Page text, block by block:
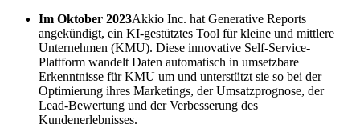
Im Oktober 2023Akkio Inc. hat Generative Reports
angekündigt, ein KI-gestütztes Tool für kleine und mittlere
Unternehmen (KMU). Diese innovative Self-Service-
Plattform wandelt Daten automatisch in umsetzbare
Erkenntnisse für KMU um und unterstützt sie so bei der
Optimierung ihres Marketings, der Umsatzprognose, der
Lead-Bewertung und der Verbesserung des
Kundenerlebnisses.